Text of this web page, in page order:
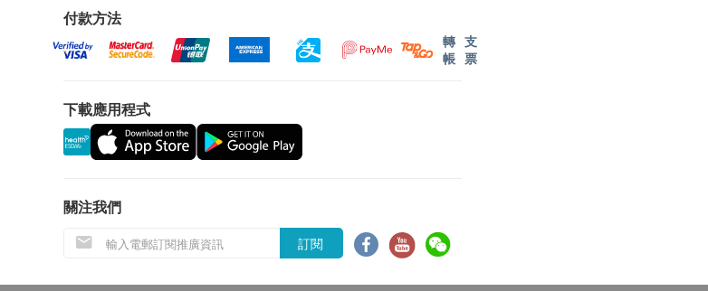
付款方法
轉
帳
支
票
下載應用程式
關注我們
訂閱